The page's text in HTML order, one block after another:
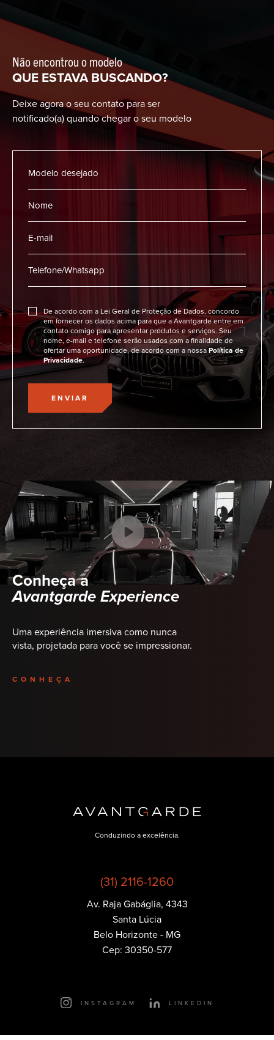
Cookies que nos ajudam a entregar pra você publicidade
Não encontrou o modelo
QUE ESTAVA BUSCANDO?
Deixe agora o seu contato para ser
notificado(a) quando chegar o seu modelo
De acordo com a Lei Geral de Proteção de Dados, concordo
em fornecer os dados acima para que a Avantgarde entre em
contato comigo para apresentar produtos e serviços. Seu
nome, e-mail e telefone serão usados com a finalidade de
ofertar uma oportunidade, de acordo com a nossaPolítica de
Privacidade.
ENVIAR
Conheça a
Avantgarde Experience
Uma experiência imersiva como nunca
vista, projetada para você se impressionar.
CONHEÇA
Conduzindo a excelência.
(31) 2116-1260
Av. Raja Gabáglia, 4343
Santa Lúcia
Belo Horizonte - MG
Cep: 30350-577
INSTAGRAM LINKEDIN